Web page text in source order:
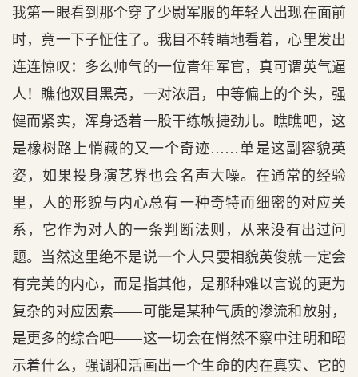
我第一眼看到那个穿了少尉军服的年轻人出现在面前
时，竟一下子怔住了。我目不转睛地看着，心里发出
连连惊叹：多么帅气的一位青年军官，真可谓英气逼
人！瞧他双目黑亮，一对浓眉，中等偏上的个头，强
健而紧实，浑身透着一股干练敏捷劲儿。瞧瞧吧，这
是橡树路上悄藏的又一个奇迹……单是这副容貌英
姿，如果投身演艺界也会名声大噪。在通常的经验
里，人的形貌与内心总有一种奇特而细密的对应关
系，它作为对人的一条判断法则，从来没有出过问
题。当然这里绝不是说一个人只要相貌英俊就一定会
有完美的内心，而是指其他，是那种难以言说的更为
复杂的对应因素——可能是某种气质的渗流和放射，
是更多的综合吧——这一切会在悄然不察中注明和昭
示着什么，强调和活画出一个生命的内在真实、它的